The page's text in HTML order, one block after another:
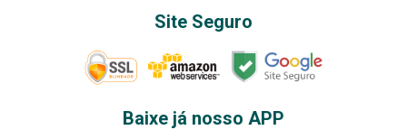
Site Seguro
Baixe já nosso APP